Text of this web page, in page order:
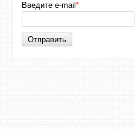
Введите e-mail *
Отправить